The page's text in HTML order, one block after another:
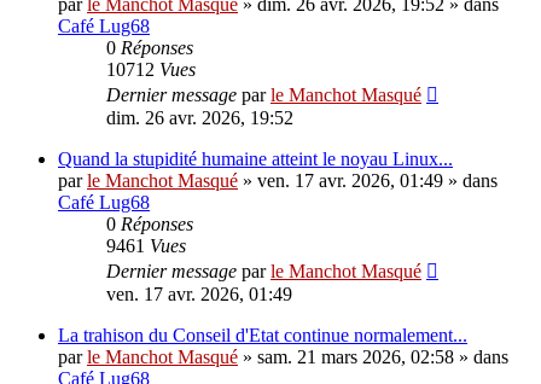
Café Lug68
0 Réponses
10712 Vues
Dernier message parle Manchot Masqué
dim. 26 avr. 2026, 19:52
Quand la stupidité humaine atteint le noyau Linux...
parle Manchot Masqué » ven. 17 avr. 2026, 01:49 » dans
Café Lug68
0 Réponses
9461 Vues
Dernier message parle Manchot Masqué
ven. 17 avr. 2026, 01:49
La trahison du Conseil d'Etat continue normalement...
parle Manchot Masqué » sam. 21 mars 2026, 02:58 » dans
Café Lug68